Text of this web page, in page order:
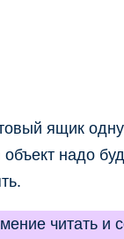
ящик
надо
читать и